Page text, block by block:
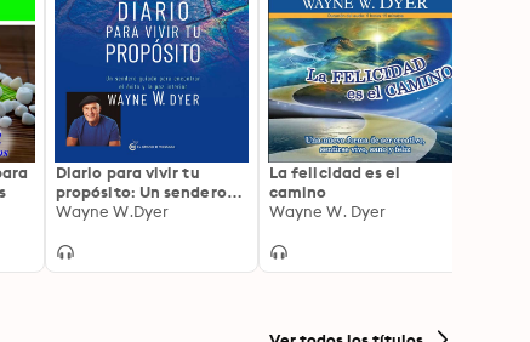
Diario para vivir tu
propósito: Un sendero
guiado para encontrar
Wayne W.Dyer
La felicidad es el
camino
Wayne W. Dyer